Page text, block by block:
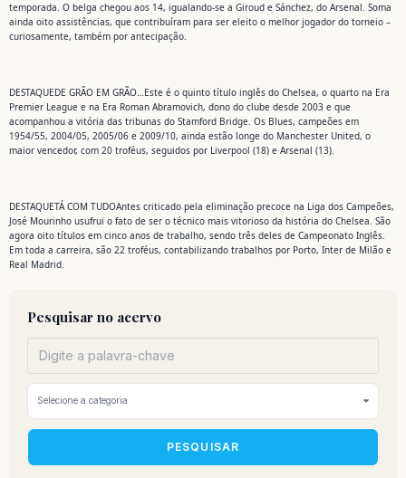
temporada. O belga chegou aos 14, igualando-se a Giroud e Sánchez, do Arsenal. Soma
ainda oito assistências, que contribuíram para ser eleito o melhor jogador do torneio –
curiosamente, também por antecipação.
DESTAQUEDE GRÃO EM GRÃO…Este é o quinto título inglês do Chelsea, o quarto na Era
Premier League e na Era Roman Abramovich, dono do clube desde 2003 e que
acompanhou a vitória das tribunas do Stamford Bridge. Os Blues, campeões em
1954/55, 2004/05, 2005/06 e 2009/10, ainda estão longe do Manchester United, o
maior vencedor, com 20 troféus, seguidos por Liverpool (18) e Arsenal (13).
DESTAQUETÁ COM TUDOAntes criticado pela eliminação precoce na Liga dos Campeões,
José Mourinho usufrui o fato de ser o técnico mais vitorioso da história do Chelsea. São
agora oito títulos em cinco anos de trabalho, sendo três deles de Campeonato Inglês.
Em toda a carreira, são 22 troféus, contabilizando trabalhos por Porto, Inter de Milão e
Real Madrid.
Pesquisar no acervo
PESQUISAR